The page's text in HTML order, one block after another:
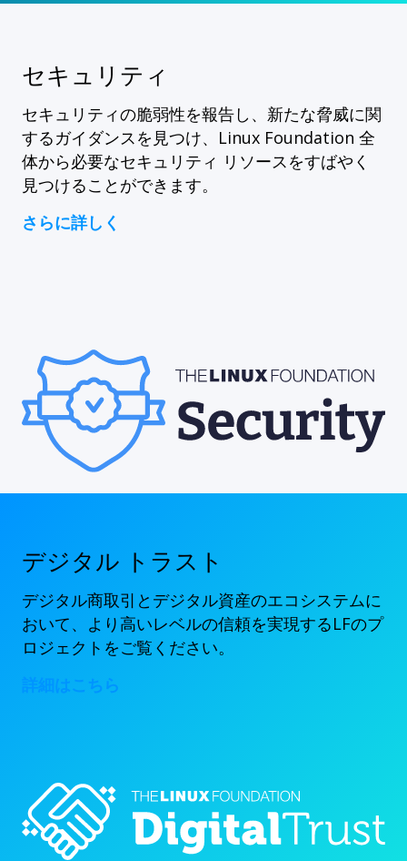
セキュリティ
セキュリティの脆弱性を報告し、新たな脅威に関
するガイダンスを見つけ、Linux Foundation 全
体から必要なセキュリティ リソースをすばやく
見つけることができます。
さらに詳しく
デジタル トラスト
デジタル商取引とデジタル資産のエコシステムに
おいて、より高いレベルの信頼を実現するLFのプ
ロジェクトをご覧ください。
詳細はこちら